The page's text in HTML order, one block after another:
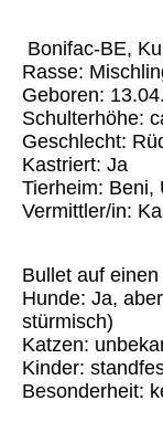
Bonifac-BE,
Rasse:
Geboren:
Schulterhöhe:
Geschlecht:
Kastriert: Ja
Tierheim: Beni,
Vermittler/in:
Bullet auf einen
Hunde: Ja,
stürmisch)
Katzen:
Kinder:
Besonderheit: